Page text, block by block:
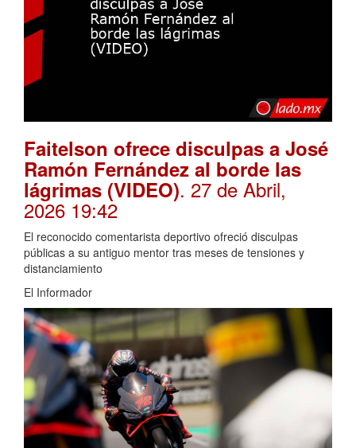
Faitelson ofrece disculpas a José
Ramón Fernández al borde las
lágrimas (VIDEO). 27 de Abril,
2026 19:42
El reconocido comentarista deportivo ofreció disculpas
públicas a su antiguo mentor tras meses de tensiones y
distanciamiento
El Informador